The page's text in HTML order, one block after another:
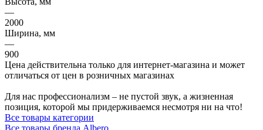
—
2000
Ширина, мм
—
900
Цена действительна только для интернет-магазина и может
отличаться от цен в розничных магазинах
Для нас профессионализм – не пустой звук, а жизненная
позиция, которой мы придерживаемся несмотря ни на что!
Все товары категории
Все товары бренда Albero